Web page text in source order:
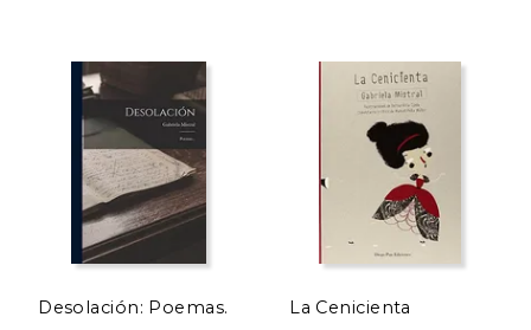
15% 15%
Desolación: Poemas. La Cenicienta